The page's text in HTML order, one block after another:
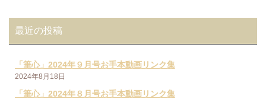
最近の投稿
「筆心」2024年９月号お手本動画リンク集
2024年8月18日
「筆心」2024年８月号お手本動画リンク集